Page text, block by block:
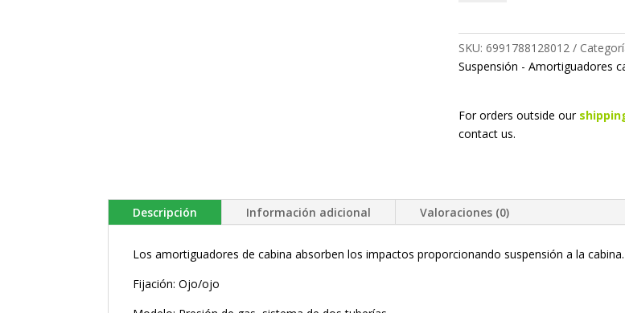
SKU: 6991788128012
Suspensión - Amortiguadores
For orders outside our
contact us.
Descripción Información adicional Valoraciones (0)
Los amortiguadores de cabina absorben los impactos proporcionando suspensión a la cabina.
Fijación: Ojo/ojo